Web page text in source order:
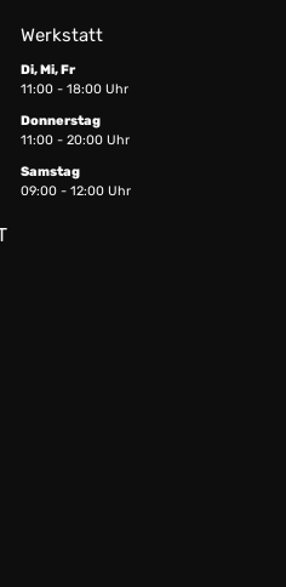
Werkstatt
Di, Mi, Fr
11:00 - 18:00 Uhr
Donnerstag
11:00 - 20:00 Uhr
Samstag
09:00 - 12:00 Uhr